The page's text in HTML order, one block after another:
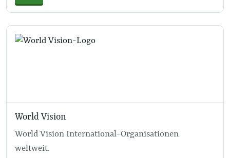
World Vision
World Vision International-Organisationen
weltweit.